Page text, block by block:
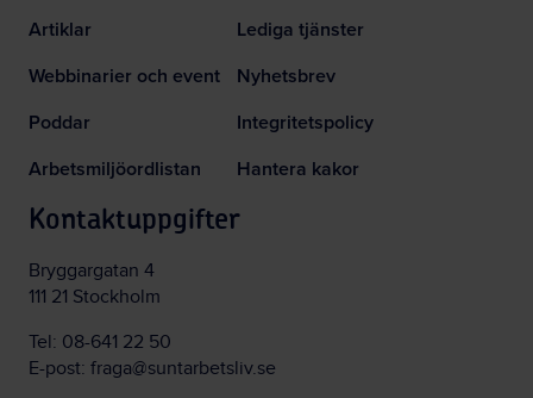
Artiklar
Webbinarier och event
Poddar
Arbetsmiljöordlistan
Lediga tjänster
Nyhetsbrev
Integritetspolicy
Hantera kakor
Kontaktuppgifter
Bryggargatan 4
111 21 Stockholm
Tel: 08-641 22 50
E-post: fraga@suntarbetsliv.se